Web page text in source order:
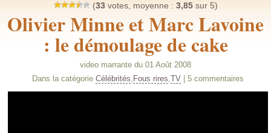
(33votes, moyenne : 3,85sur 5)
Olivier Minne et Marc Lavoine
: le démoulage de cake
video marrante du 01 Août 2008
Dans la catégorieCélébrités, Fous rires,TV | 5 commentaires